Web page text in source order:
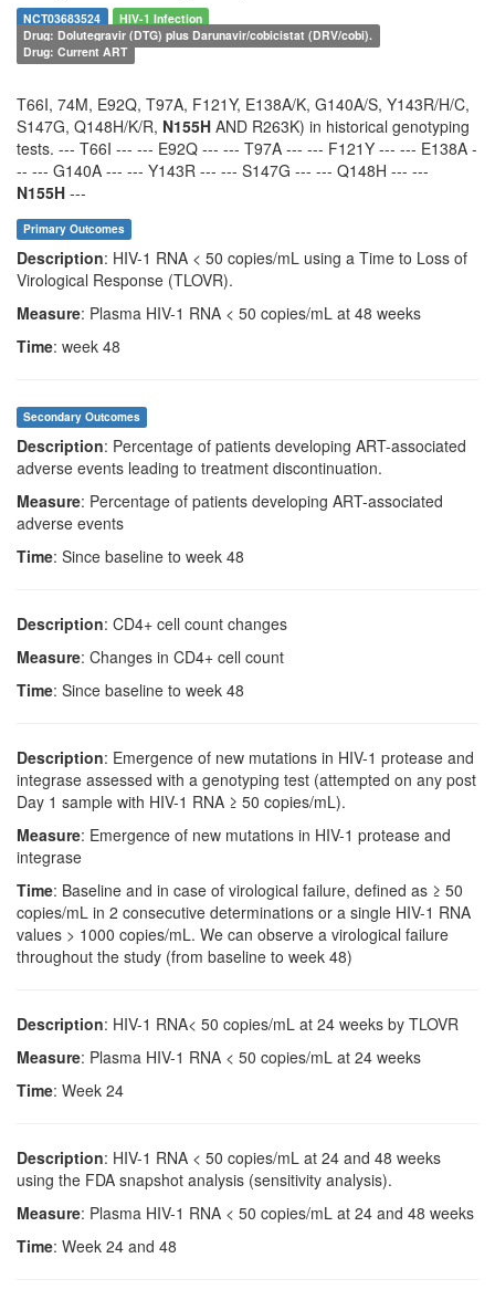
NCT03683524
HIV-1 Infection
Drug: Dolutegravir (DTG) plus Darunavir/cobicistat (DRV/cobi).
Drug: Current ART
T66I, 74M, E92Q, T97A, F121Y, E138A/K, G140A/S, Y143R/H/C,
S147G, Q148H/K/R, N155H AND R263K) in historical genotyping
tests. --- T66I --- --- E92Q --- --- T97A --- --- F121Y --- --- E138A -
-- --- G140A --- --- Y143R --- --- S147G --- --- Q148H --- ---
N155H ---
Primary Outcomes
Description: HIV-1 RNA < 50 copies/mL using a Time to Loss of
Virological Response (TLOVR).
Measure: Plasma HIV-1 RNA < 50 copies/mL at 48 weeks
Time: week 48
Secondary Outcomes
Description: Percentage of patients developing ART-associated
adverse events leading to treatment discontinuation.
Measure: Percentage of patients developing ART-associated
adverse events
Time: Since baseline to week 48
Description: CD4+ cell count changes
Measure: Changes in CD4+ cell count
Time: Since baseline to week 48
Description: Emergence of new mutations in HIV-1 protease and
integrase assessed with a genotyping test (attempted on any post
Day 1 sample with HIV-1 RNA ≥ 50 copies/mL).
Measure: Emergence of new mutations in HIV-1 protease and
integrase
Time: Baseline and in case of virological failure, defined as ≥ 50
copies/mL in 2 consecutive determinations or a single HIV-1 RNA
values > 1000 copies/mL. We can observe a virological failure
throughout the study (from baseline to week 48)
Description: HIV-1 RNA< 50 copies/mL at 24 weeks by TLOVR
Measure: Plasma HIV-1 RNA < 50 copies/mL at 24 weeks
Time: Week 24
Description: HIV-1 RNA < 50 copies/mL at 24 and 48 weeks
using the FDA snapshot analysis (sensitivity analysis).
Measure: Plasma HIV-1 RNA < 50 copies/mL at 24 and 48 weeks
Time: Week 24 and 48